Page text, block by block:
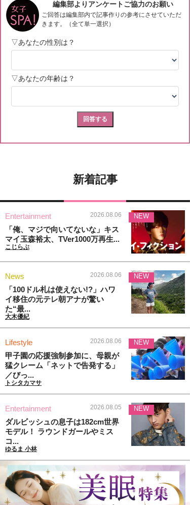
新着記事
Entertainment 2026.08.06
「俺、マジで向いてないな」キス
マイ玉森裕太、TVer1000万再生...
こじらぶ
NEW
News 2026.08.06
「100ドル札は使えない!?」ハワ
イ移住の元テレ朝アナが驚い
た“最...
大木優紀
NEW
Lifestyle 2026.08.06
甲子園の応援強制参加に、母親が
猛クレーム「ネットで告発する」
／びっ...
トシタカマサ
NEW
Entertainment 2026.08.05
ダルビッシュの息子は182cm世界
モデル！ ラウンドガールやミス
コ...
ゆるま 小林
NEW